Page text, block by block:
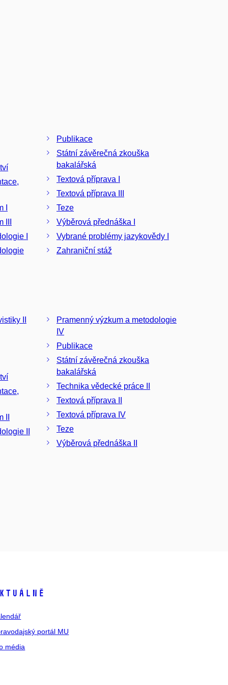
I
III
metodologie I
Publikace
Státní závěrečná zkouška
bakalářská
Textová příprava I
Textová příprava III
Teze
Výběrová přednáška I
Vybrané problémy jazykovědy I
Zahraniční stáž
II
II
metodologie II
Pramenný výzkum a metodologie
IV
Publikace
Státní závěrečná zkouška
bakalářská
Technika vědecké práce II
Textová příprava II
Textová příprava IV
Teze
Výběrová přednáška II
portál MU
média